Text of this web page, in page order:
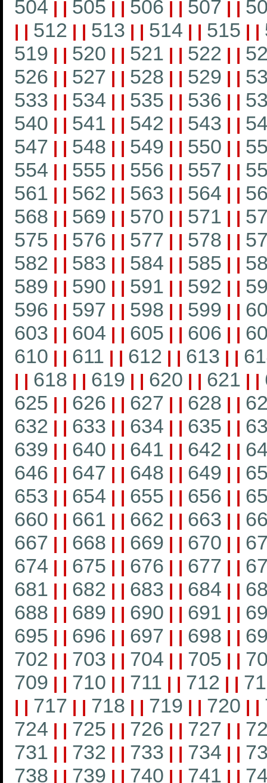
504 | | 505 | | 506 | | 507 | |
| | 512 | | 513 | | 514 | | 515 | |
519 | | 520 | | 521 | | 522 | |
526 | | 527 | | 528 | | 529 | |
533 | | 534 | | 535 | | 536 | |
540 | | 541 | | 542 | | 543 | |
547 | | 548 | | 549 | | 550 | |
554 | | 555 | | 556 | | 557 | |
561 | | 562 | | 563 | | 564 | |
568 | | 569 | | 570 | | 571 | |
575 | | 576 | | 577 | | 578 | |
582 | | 583 | | 584 | | 585 | |
589 | | 590 | | 591 | | 592 | |
596 | | 597 | | 598 | | 599 | |
603 | | 604 | | 605 | | 606 | |
610 | | 611 | | 612 | | 613 | |
| | 618 | | 619 | | 620 | | 621 | |
625 | | 626 | | 627 | | 628 | |
632 | | 633 | | 634 | | 635 | |
639 | | 640 | | 641 | | 642 | |
646 | | 647 | | 648 | | 649 | |
653 | | 654 | | 655 | | 656 | |
660 | | 661 | | 662 | | 663 | |
667 | | 668 | | 669 | | 670 | |
674 | | 675 | | 676 | | 677 | |
681 | | 682 | | 683 | | 684 | |
688 | | 689 | | 690 | | 691 | |
695 | | 696 | | 697 | | 698 | |
702 | | 703 | | 704 | | 705 | |
709 | | 710 | | 711 | | 712 | |
| | 717 | | 718 | | 719 | | 720 | |
724 | | 725 | | 726 | | 727 | |
731 | | 732 | | 733 | | 734 | |
738 | | 739 | | 740 | | 741 | |